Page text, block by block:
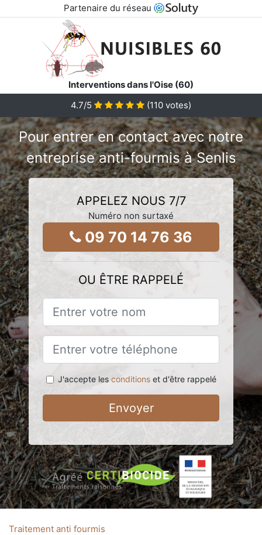
Partenaire du réseau
Interventions dans l'Oise (60)
4.7/5
(110 votes)
Pour entrer en contact avec notre
entreprise anti-fourmis à Senlis
APPELEZ NOUS 7/7
Numéro non surtaxé
09 70 14 76 36
OU ÊTRE RAPPELÉ
J'accepte les conditionset d'être rappelé
Envoyer
Traitement anti fourmis